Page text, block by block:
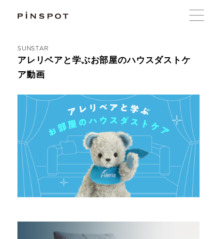
SUNSTAR
アレリベアと学ぶお部屋のハウスダストケ
ア動画